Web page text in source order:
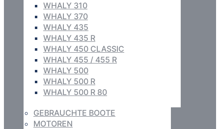
WHALY 310
WHALY 370
WHALY 435
WHALY 435 R
WHALY 450 CLASSIC
WHALY 455 / 455 R
WHALY 500
WHALY 500 R
WHALY 500 R 80
GEBRAUCHTE BOOTE
MOTOREN